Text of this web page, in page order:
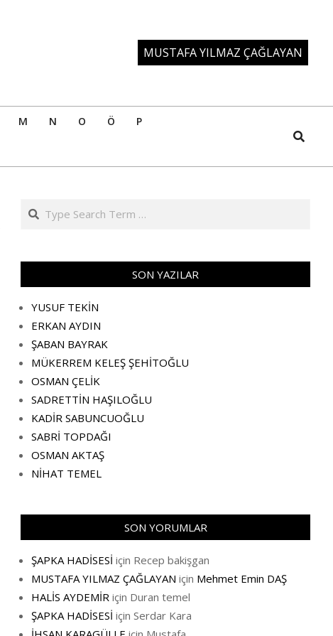
MUSTAFA YILMAZ ÇAĞLAYAN
M N O Ö P
Search
Search
SON YAZILAR
YUSUF TEKİN
ERKAN AYDIN
ŞABAN BAYRAK
MÜKERREM KELEŞ ŞEHİTOĞLU
OSMAN ÇELİK
SADRETTİN HAŞILOĞLU
KADİR SABUNCUOĞLU
SABRİ TOPDAĞI
OSMAN AKTAŞ
NİHAT TEMEL
SON YORUMLAR
ŞAPKA HADİSESİ için Recep bakişgan
MUSTAFA YILMAZ ÇAĞLAYAN için Mehmet Emin DAŞ
HALİS AYDEMİR için Duran temel
ŞAPKA HADİSESİ için Serdar Kara